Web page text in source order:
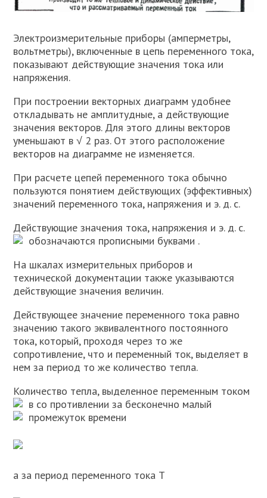
Электроизмерительные приборы (амперметры,
вольтметры), включенные в цепь переменного тока,
показывают действующие значения тока или
напряжения.
При построении векторных диаграмм удобнее
откладывать не амплитудные, а действующие
значения векторов. Для этого длины векторов
уменьшают в √ 2 раз. От этого расположение
векторов на диаграмме не изменяется.
При расчете цепей переменного тока обычно
пользуются понятием действующих (эффективных)
значений переменного тока, напряжения и э. д. с.
Действующие значения тока, напряжения и э. д. с.
обозначаются прописными буквами .
На шкалах измерительных приборов и
технической документации также указываются
действующие значения величин.
Действующее значение переменного тока равно
значению такого эквивалентного постоянного
тока, который, проходя через то же
сопротивление, что и переменный ток, выделяет в
нем за период то же количество тепла.
Количество тепла, выделенное переменным током
в со противленииза бесконечно малый
промежуток времени
а за период переменного тока Т